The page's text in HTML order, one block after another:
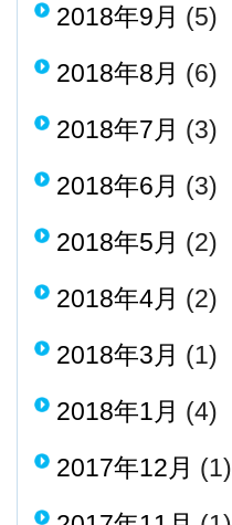
2018年9月 (5)
2018年8月 (6)
2018年7月 (3)
2018年6月 (3)
2018年5月 (2)
2018年4月 (2)
2018年3月 (1)
2018年1月 (4)
2017年12月 (1)